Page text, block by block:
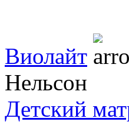
Виолайт
Нельсон
Детский